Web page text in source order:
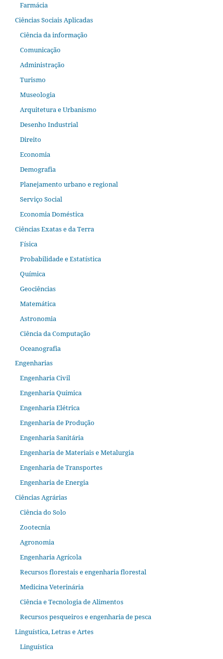
Farmácia
Ciências Sociais Aplicadas
Ciência da informação
Comunicação
Administração
Turismo
Museologia
Arquitetura e Urbanismo
Desenho Industrial
Direito
Economia
Demografia
Planejamento urbano e regional
Serviço Social
Economia Doméstica
Ciências Exatas e da Terra
Física
Probabilidade e Estatística
Química
Geociências
Matemática
Astronomia
Ciência da Computação
Oceanografia
Engenharias
Engenharia Civil
Engenharia Química
Engenharia Elétrica
Engenharia de Produção
Engenharia Sanitária
Engenharia de Materiais e Metalurgia
Engenharia de Transportes
Engenharia de Energia
Ciências Agrárias
Ciência do Solo
Zootecnia
Agronomia
Engenharia Agrícola
Recursos florestais e engenharia florestal
Medicina Veterinária
Ciência e Tecnologia de Alimentos
Recursos pesqueiros e engenharia de pesca
Linguística, Letras e Artes
Linguística